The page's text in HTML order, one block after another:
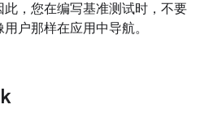
，您在编写基准测试时，不要
户那样在应用中导航。